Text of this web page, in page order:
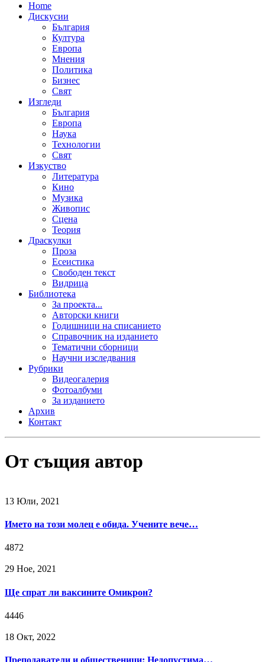
Home
Дискусии
България
Култура
Европа
Мнения
Политика
Бизнес
Свят
Изгледи
България
Европа
Наука
Технологии
Свят
Изкуство
Литература
Кино
Музика
Живопис
Сцена
Теория
Драскулки
Проза
Есеистика
Свободен текст
Видрица
Библиотека
За проекта...
Авторски книги
Годишници на списанието
Справочник на изданието
Тематични сборници
Научни изследвания
Рубрики
Видеогалерия
Фотоалбуми
За изданието
Архив
Контакт
От същия автор
13 Юли, 2021
Името на този молец е обида. Учените вече…
4872
29 Ное, 2021
Ще спрат ли ваксините Омикрон?
4446
18 Окт, 2022